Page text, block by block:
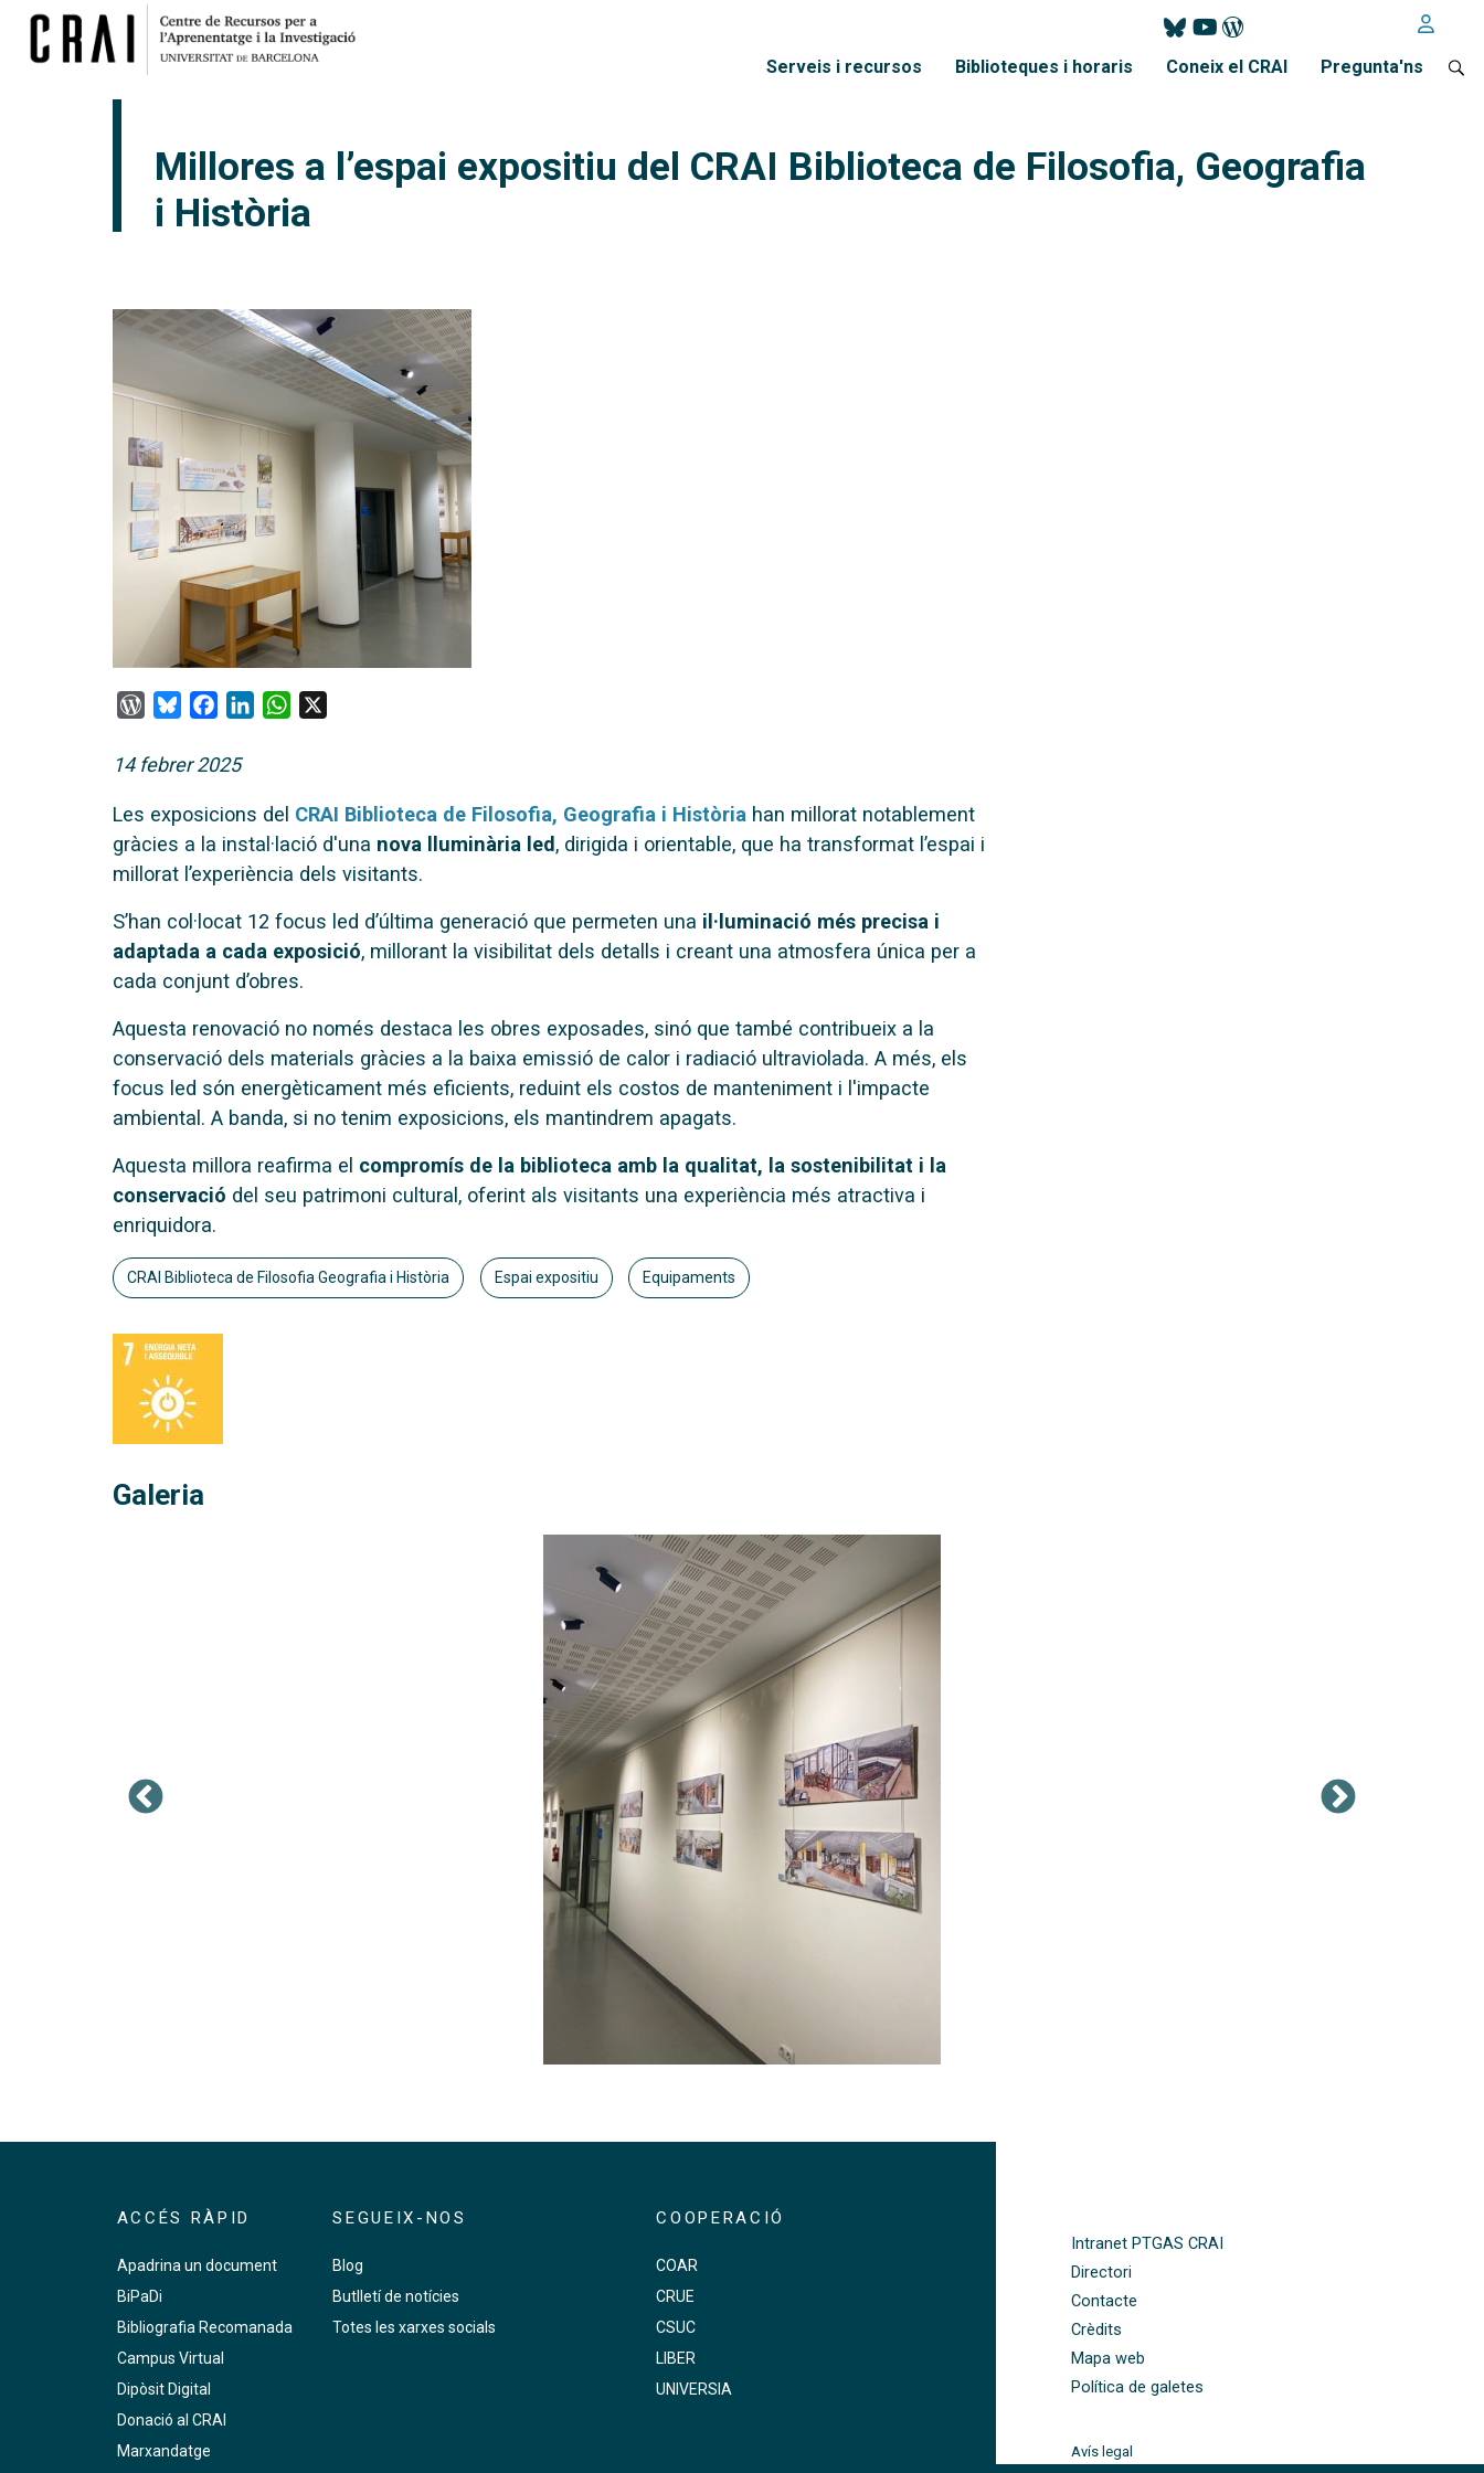
Menú principal
Serveis i recursos Biblioteques i horaris Coneix el CRAI Pregunta'ns
Millores a l’espai expositiu del CRAI Biblioteca de Filosofia, Geografia
i Història
WordPress
BlueskyFacebook
LinkedInWhatsApp
14 febrer 2025
Les exposicions del CRAI Biblioteca de Filosofia, Geografia i Història han millorat notablement
gràcies a la instal·lació d'una nova lluminària led, dirigida i orientable, que ha transformat l’espai i
millorat l’experiència dels visitants.
S’han col·locat 12 focus led d’última generació que permeten una il·luminació més precisa i
adaptada a cada exposició, millorant la visibilitat dels detalls i creant una atmosfera única per a
cada conjunt d’obres.
Aquesta renovació no només destaca les obres exposades, sinó que també contribueix a la
conservació dels materials gràcies a la baixa emissió de calor i radiació ultraviolada. A més, els
focus led són energèticament més eficients, reduint els costos de manteniment i l'impacte
ambiental. A banda, si no tenim exposicions, els mantindrem apagats.
Aquesta millora reafirma el compromís de la biblioteca amb la qualitat, la sostenibilitat i la
conservació del seu patrimoni cultural, oferint als visitants una experiència més atractiva i
enriquidora.
CRAI Biblioteca de Filosofia Geografia i Història Espai expositiu Equipaments
Galeria
ACCÉS RÀPID
Apadrina un document
BiPaDi
Bibliografia Recomanada
Campus Virtual
Dipòsit Digital
Donació al CRAI
Marxandatge
SEGUEIX-NOS
Blog
Butlletí de notícies
Totes les xarxes socials
COOPERACIÓ
COAR
CRUE
CSUC
LIBER
UNIVERSIA
Intranet PTGAS CRAI
Directori
Contacte
Crèdits
Mapa web
Política de galetes
Avís legal